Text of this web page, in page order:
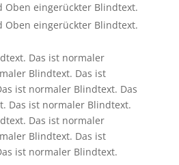
Oben eingerückter Blindtext.
Oben eingerückter Blindtext.
Das ist normaler
Blindtext. Das ist
ist normaler Blindtext. Das
Das ist normaler Blindtext.
Das ist normaler
Blindtext. Das ist
ist normaler Blindtext.